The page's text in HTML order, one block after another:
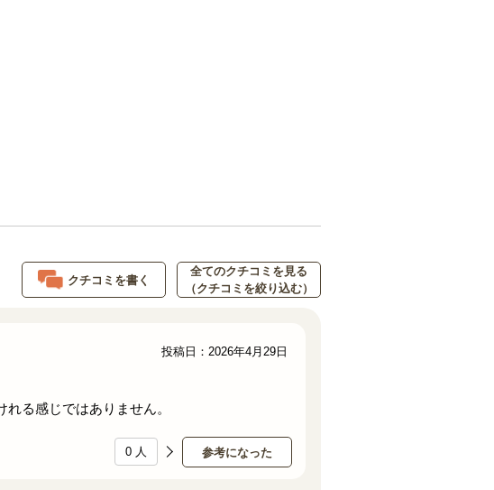
クチコミを書く
全てのクチコミを見る
（クチコミを絞り込む）
る感じではありません。
参考になった
0 人
投稿日：2026年4月29日